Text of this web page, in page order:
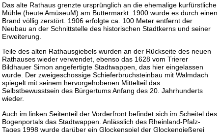
Das alte Rathaus grenzte ursprünglich an die ehemalige kurfürstliche
Mühle (heute AmüseuM) am Buttermarkt. 1900 wurde es durch einen
Brand völlig zerstört. 1906 erfolgte ca. 100 Meter entfernt der
Neubau an der Schnittstelle des historischen Stadtkerns und seiner
Erweiterung.
Teile des alten Rathausgiebels wurden an der Rückseite des neuen
Rathauses wieder verwendet, ebenso das 1628 vom Trierer
Bildhauer Simon angefertigte Stadtwappen, das hier eingelassen
wurde. Der zweigeschossige Schieferbruchsteinbau mit Walmdach
spiegelt mit seinem hervorgehobenen Mittelteil das
Selbstbewusstsein des Bürgertums Anfang des 20. Jahrhunderts
wieder.
Auch im linken Seitenteil der Vorderfront befindet sich im Scheitel des
Bogenportals das Stadtwappen. Anlässlich des Rheinland-Pfalz-
Tages 1998 wurde darüber ein Glockenspiel der Glockengießerei